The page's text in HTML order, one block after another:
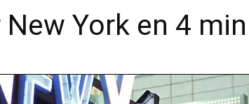
York en 4